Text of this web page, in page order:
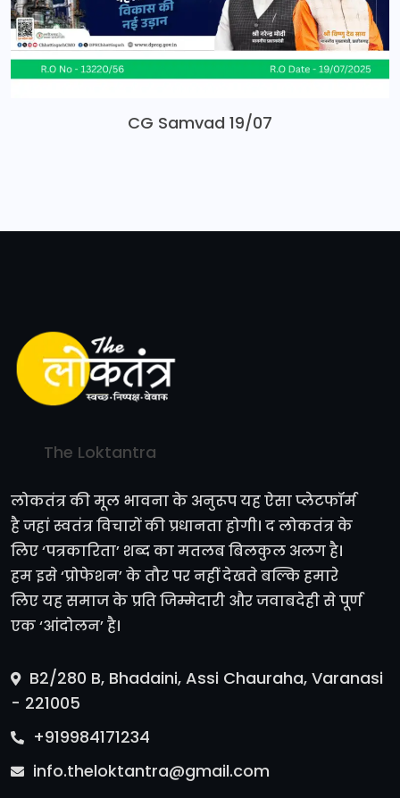
CG Samvad 19/07
The Loktantra
लोकतंत्र की मूल भावना के अनुरूप यह ऐसा प्लेटफॉर्म
है जहां स्वतंत्र विचारों की प्रधानता होगी। द लोकतंत्र के
लिए ‘पत्रकारिता’ शब्द का मतलब बिलकुल अलग है।
हम इसे ‘प्रोफेशन’ के तौर पर नहीं देखते बल्कि हमारे
लिए यह समाज के प्रति जिम्मेदारी और जवाबदेही से पूर्ण
एक ‘आंदोलन’ है।
B2/280 B, Bhadaini, Assi Chauraha, Varanasi
- 221005
+919984171234
info.theloktantra@gmail.com